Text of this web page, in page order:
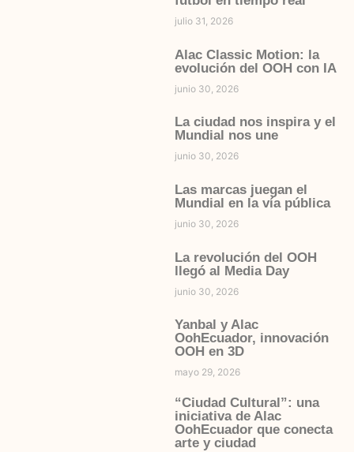
julio 31, 2026
Alac Classic Motion: la
evolución del OOH con IA
junio 30, 2026
La ciudad nos inspira y el
Mundial nos une
junio 30, 2026
Las marcas juegan el
Mundial en la vía pública
junio 30, 2026
La revolución del OOH
llegó al Media Day
junio 30, 2026
Yanbal y Alac
OohEcuador, innovación
OOH en 3D
mayo 29, 2026
“Ciudad Cultural”: una
iniciativa de Alac
OohEcuador que conecta
arte y ciudad